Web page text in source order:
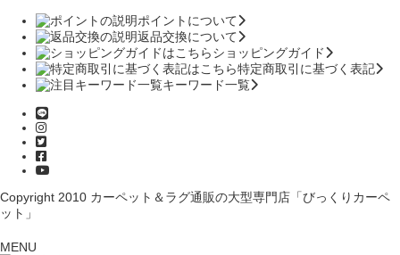
ポイントについて
返品交換について
ショッピングガイド
特定商取引に基づく表記
キーワード一覧
Copyright 2010 カーペット＆ラグ通販の大型専門店「びっくりカーペ
ット」
MENU